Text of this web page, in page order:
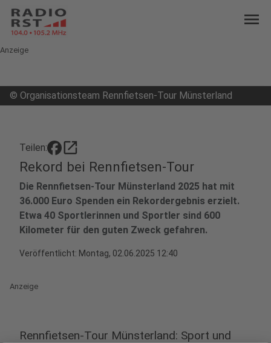
menu
Anzeige
© Organisationsteam Rennfietsen-Tour Münsterland
Teilen: open_in_new
Rekord bei Rennfietsen-Tour
Die Rennfietsen-Tour Münsterland 2025 hat mit
36.000 Euro Spenden ein Rekordergebnis erzielt.
Etwa 40 Sportlerinnen und Sportler sind 600
Kilometer für den guten Zweck gefahren.
Veröffentlicht: Montag, 02.06.2025 12:40
Anzeige
Rennfietsen-Tour Münsterland: Sport und